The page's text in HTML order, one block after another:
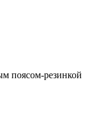
поясом-резинкой